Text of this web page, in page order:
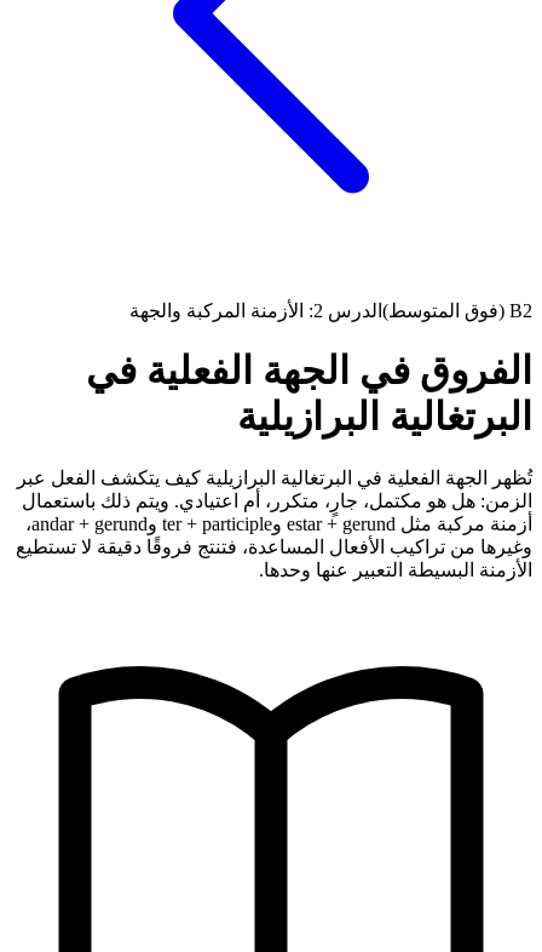
B2 (فوق المتوسط) الدرس 2: الأزمنة المركبة والجهة
الفروق في الجهة الفعلية في
البرتغالية البرازيلية
تُظهر الجهة الفعلية في البرتغالية البرازيلية كيف يتكشف الفعل عبر
الزمن: هل هو مكتمل، جارٍ، متكرر، أم اعتيادي. ويتم ذلك باستعمال
أزمنة مركبة مثل estar + gerund وter + participle وandar + gerund،
وغيرها من تراكيب الأفعال المساعدة، فتنتج فروقًا دقيقة لا تستطيع
الأزمنة البسيطة التعبير عنها وحدها.